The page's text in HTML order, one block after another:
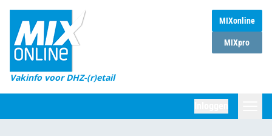
MIXonline
MIXpro
Vakinfo voor DHZ-(r)etail
Home
Magazines
DHZ Sessie